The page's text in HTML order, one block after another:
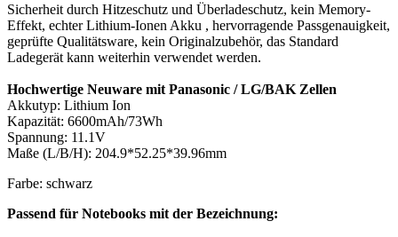
Sicherheit durch Hitzeschutz und Überladeschutz, kein Memory-
Effekt, echter Lithium-Ionen Akku , hervorragende Passgenauigkeit,
geprüfte Qualitätsware, kein Originalzubehör, das Standard
Ladegerät kann weiterhin verwendet werden.
Hochwertige Neuware mit Panasonic / LG/BAK Zellen
Akkutyp: Lithium Ion
Kapazität: 6600mAh/73Wh
Spannung: 11.1V
Maße (L/B/H): 204.9*52.25*39.96mm
Farbe: schwarz
Passend für Notebooks mit der Bezeichnung: